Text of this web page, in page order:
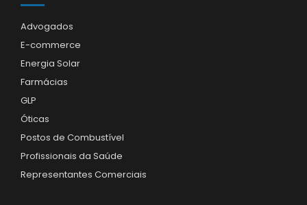
Advogados
E-commerce
Energia Solar
Farmácias
GLP
Óticas
Postos de Combustível
Profissionais da Saúde
Representantes Comerciais